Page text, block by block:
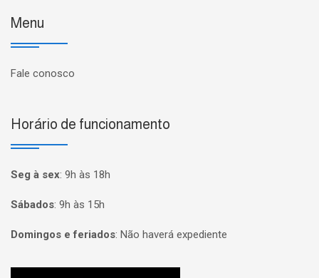
Menu
Fale conosco
Horário de funcionamento
Seg à sex: 9h às 18h
Sábados: 9h às 15h
Domingos e feriados: Não haverá expediente